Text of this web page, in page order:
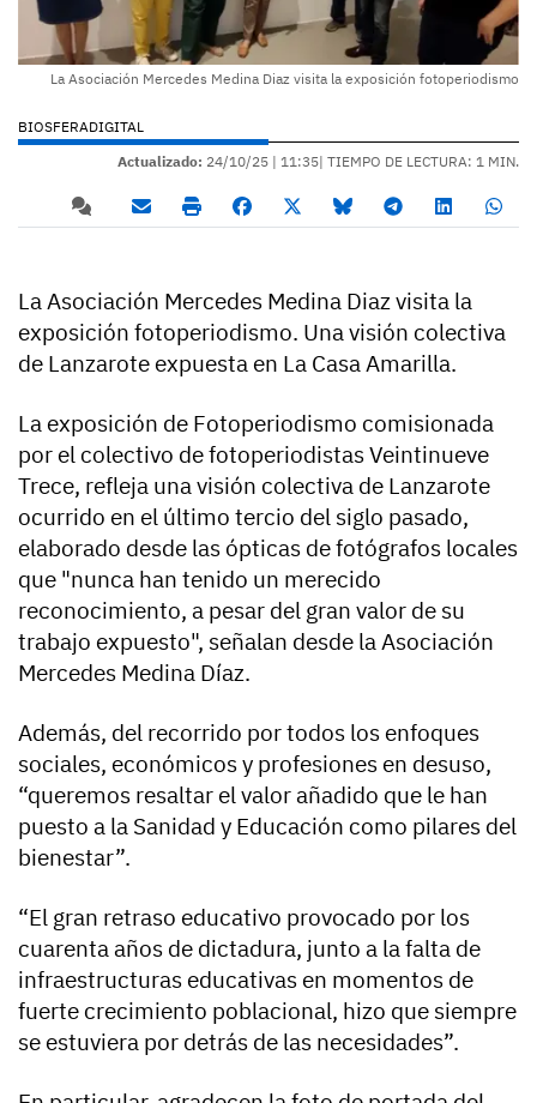
La Asociación Mercedes Medina Diaz visita la exposición fotoperiodismo
BIOSFERADIGITAL
Actualizado: 24/10/25 | 11:35| TIEMPO DE LECTURA: 1 MIN.
La Asociación Mercedes Medina Diaz visita la
exposición fotoperiodismo. Una visión colectiva
de Lanzarote expuesta en La Casa Amarilla.
La exposición de Fotoperiodismo comisionada
por el colectivo de fotoperiodistas Veintinueve
Trece, refleja una visión colectiva de Lanzarote
ocurrido en el último tercio del siglo pasado,
elaborado desde las ópticas de fotógrafos locales
que "nunca han tenido un merecido
reconocimiento, a pesar del gran valor de su
trabajo expuesto", señalan desde la Asociación
Mercedes Medina Díaz.
Además, del recorrido por todos los enfoques
sociales, económicos y profesiones en desuso,
“queremos resaltar el valor añadido que le han
puesto a la Sanidad y Educación como pilares del
bienestar”.
“El gran retraso educativo provocado por los
cuarenta años de dictadura, junto a la falta de
infraestructuras educativas en momentos de
fuerte crecimiento poblacional, hizo que siempre
se estuviera por detrás de las necesidades”.